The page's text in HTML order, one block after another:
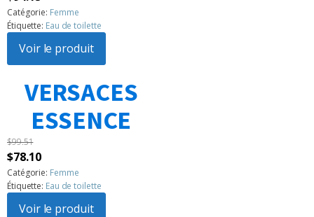
prix
initial
était :
$104.86.
prix
actuel
est :
$94.15.
Catégorie: Femme
Étiquette: Eau de toilette
Voir le produit
VERSACES
ESSENCE
$99.51
Le
prix
initial
était :
$78.10Le
prix
actuel
est :
Catégorie: Femme
Étiquette: Eau de toilette
Voir le produit